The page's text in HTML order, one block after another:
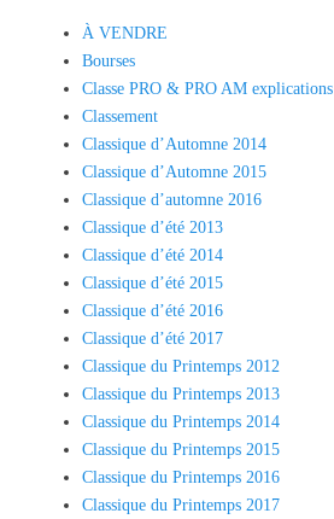
À VENDRE
Bourses
Classe PRO & PRO AM explications
Classement
Classique d’Automne 2014
Classique d’Automne 2015
Classique d’automne 2016
Classique d’été 2013
Classique d’été 2014
Classique d’été 2015
Classique d’été 2016
Classique d’été 2017
Classique du Printemps 2012
Classique du Printemps 2013
Classique du Printemps 2014
Classique du Printemps 2015
Classique du Printemps 2016
Classique du Printemps 2017